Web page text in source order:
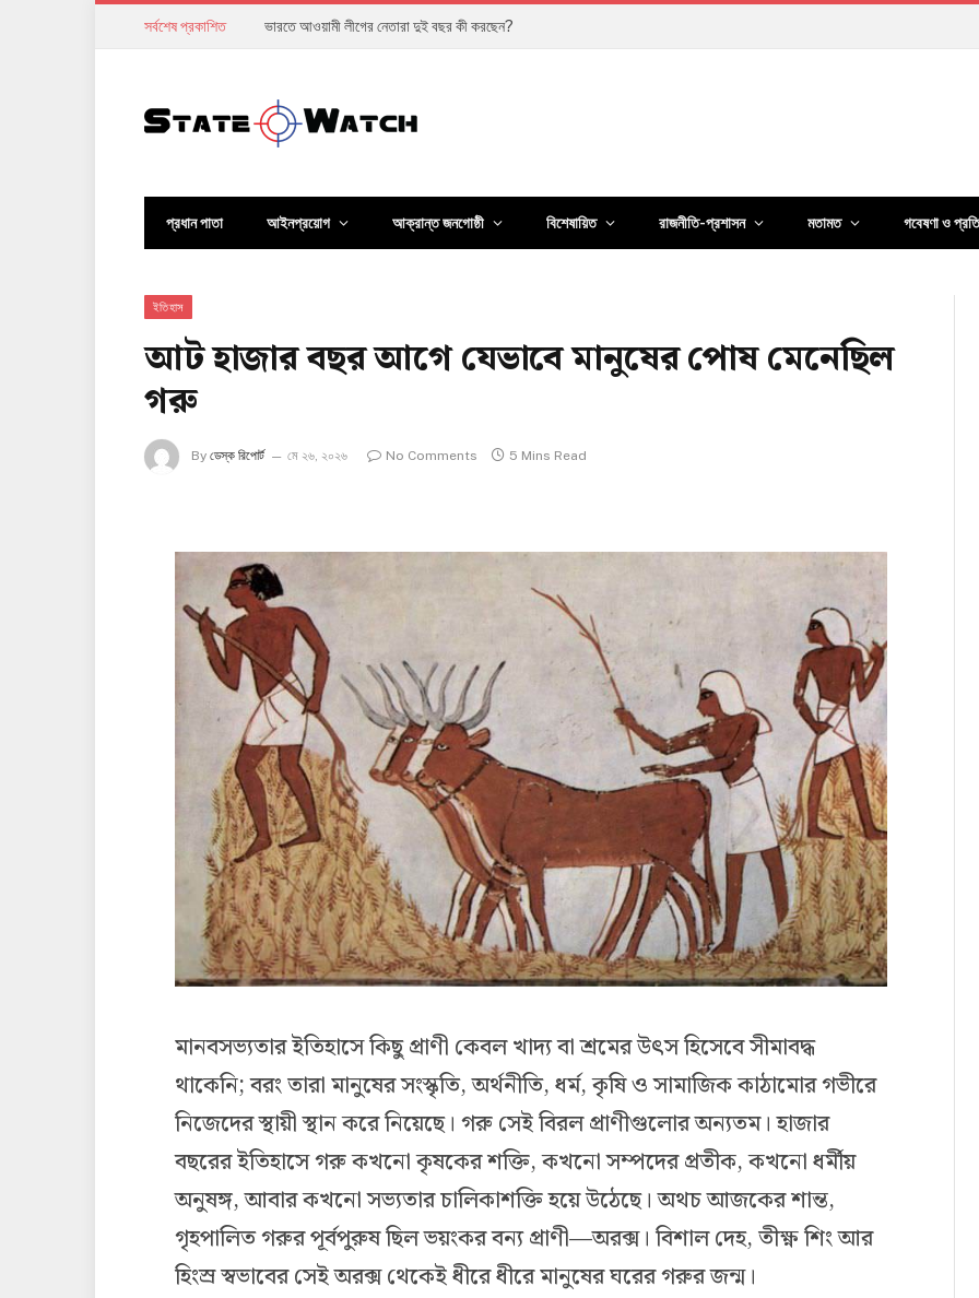
সর্বশেষ প্রকাশিত আগস্টের আকাশে উল্কাবৃষ্টি: বাংলাদেশ থেকে কখন দেখা যাবে?
প্রধান পাতা আইনপ্রয়োগ আক্রান্ত জনগোষ্ঠী বিশেষায়িত রাজনীতি-প্রশাসন মতামত গবেষণা ও
ইতিহাস
আট হাজার বছর আগে যেভাবে মানুষের পোষ মেনেছিল
গরু
By ডেস্ক রিপোর্ট মে ২৬, ২০২৬ No Comments 5 Mins Read
মানবসভ্যতার ইতিহাসে কিছু প্রাণী কেবল খাদ্য বা শ্রমের উৎস হিসেবে সীমাবদ্ধ
থাকেনি; বরং তারা মানুষের সংস্কৃতি, অর্থনীতি, ধর্ম, কৃষি ও সামাজিক কাঠামোর গভীরে
নিজেদের স্থায়ী স্থান করে নিয়েছে। গরু সেই বিরল প্রাণীগুলোর অন্যতম। হাজার
বছরের ইতিহাসে গরু কখনো কৃষকের শক্তি, কখনো সম্পদের প্রতীক, কখনো ধর্মীয়
অনুষঙ্গ, আবার কখনো সভ্যতার চালিকাশক্তি হয়ে উঠেছে। অথচ আজকের শান্ত,
গৃহপালিত গরুর পূর্বপুরুষ ছিল ভয়ংকর বন্য প্রাণী—অরক্স। বিশাল দেহ, তীক্ষ্ণ শিং আর
হিংস্র স্বভাবের সেই অরক্স থেকেই ধীরে ধীরে মানুষের ঘরের গরুর জন্ম।